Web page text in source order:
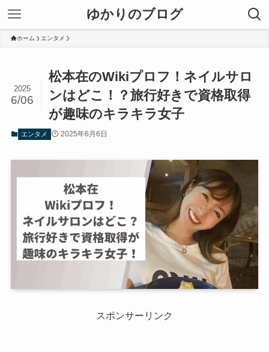
ゆかりのブログ
ホーム エンタメ
松本在のWikiプロフ！ネイルサロ
ンはどこ！？旅行好きで資格取得
が趣味のキラキラ女子
2025
6/06
エンタメ 2025年6月6日
スポンサーリンク